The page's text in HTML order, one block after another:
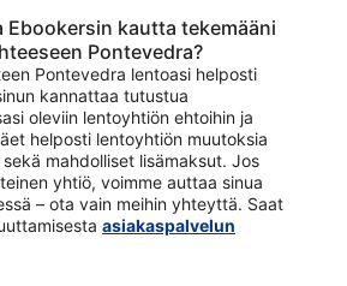
Ebookersin kautta tekemääni
Pontevedra?
Pontevedra lentoasi helposti
kannattaa tutustua
oleviin lentoyhtiön ehtoihin ja
helposti lentoyhtiön muutoksia
mahdolliset lisämaksut. Jos
yhtiö, voimme auttaa sinua
– ota vain meihin yhteyttä. Saat
asiakaspalvelun